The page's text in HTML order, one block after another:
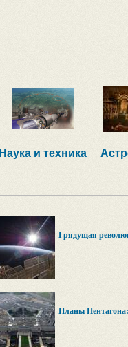
Наука и техника
Грядущая
Планы